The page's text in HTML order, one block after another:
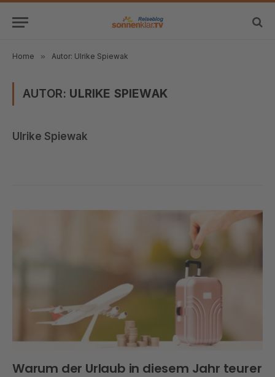
Home » Autor: Ulrike Spiewak
AUTOR: ULRIKE SPIEWAK
Ulrike Spiewak
Warum der Urlaub in diesem Jahr teurer